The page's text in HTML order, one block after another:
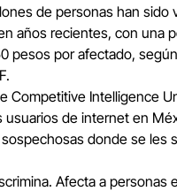
de personas han sido
años recientes, con una
pesos por afectado,
Competitive Intelligence
usuarios de internet en
donde se les
Afecta a personas